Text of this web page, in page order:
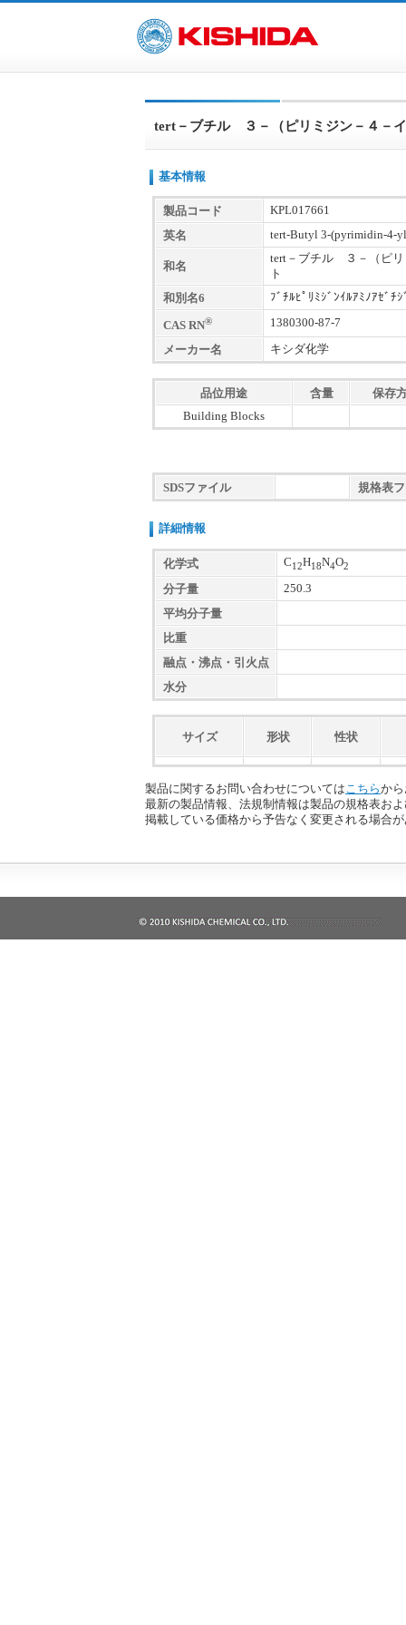
tert－ブチル ３－（ピリミジン－４－
基本情報
製品コード
KPL017661
英名
tert-Butyl 3-(pyrimidin-4-
和名
tert－ブチル ３－（ピリ
ト
和別名6
ﾌﾞﾁﾙﾋﾟﾘﾐｼﾞﾝｲﾙｱﾐﾉｱｾﾞﾁ
CAS RN® 1380300-87-7
メーカー名 キシダ化学
品位用途 含量
保存
Building Blocks
SDSファイル 規格表
詳細情報
化学式 C12H18N4O2
分子量
250.3
平均分子量
比重
融点・沸点・引火点
水分
サイズ 形状 性状
製品に関するお問い合わせについては こちらか
最新の製品情報、法規制情報は製品の規格表お
掲載している価格から予告なく変更される場合